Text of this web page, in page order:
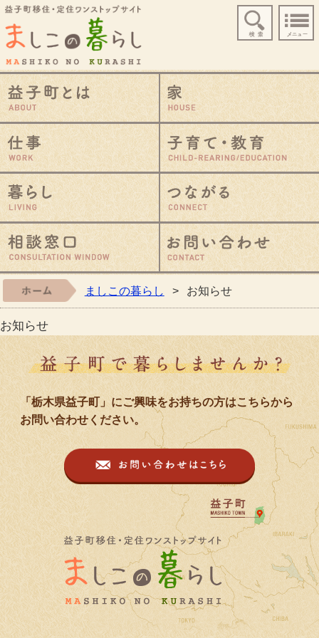
益子町移住・定住
益子町とは
仕事
暮らし
相談窓口
ホーム
ましこの暮らし > お知らせ
お知らせ
「栃木県益子町」にご興味をお持ちの方はこちらから
お問い合わせください。
益子町移